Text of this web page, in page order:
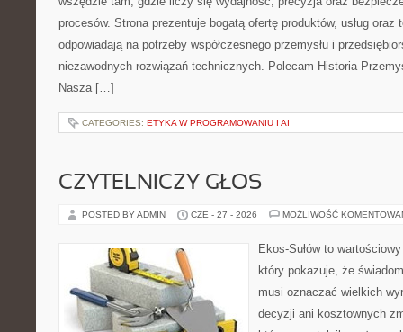
procesów. Strona prezentuje bogatą ofertę produktów, usług oraz
odpowiadają na potrzeby współczesnego przemysłu i
niezawodnych rozwiązań technicznych. Polecam Historia
Nasza […]
CATEGORIES: ETYKA W PROGRAMOWANIU I AI
CZYTELNICZY GŁOS
POSTED BY ADMIN CZE - 27 - 2026 MOŻLIWOŚĆ
Ekos-Sułów to
który pokazuje, że
musi oznaczać wielkich
decyzji ani kosztownych